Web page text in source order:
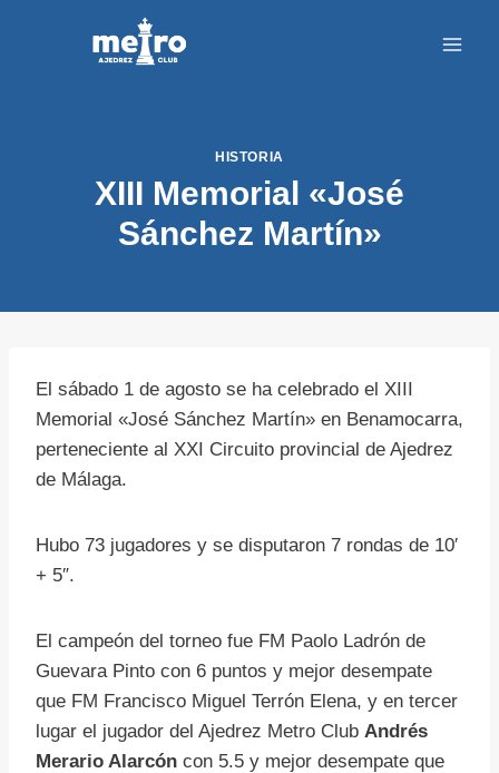
HISTORIA
XIII Memorial «José
Sánchez Martín»
El sábado 1 de agosto se ha celebrado el XIII
Memorial «José Sánchez Martín» en Benamocarra,
perteneciente al XXI Circuito provincial de Ajedrez
de Málaga.
Hubo 73 jugadores y se disputaron 7 rondas de 10′
+ 5″.
El campeón del torneo fue FM Paolo Ladrón de
Guevara Pinto con 6 puntos y mejor desempate
que FM Francisco Miguel Terrón Elena, y en tercer
lugar el jugador del Ajedrez Metro Club Andrés
Merario Alarcón con 5.5 y mejor desempate que